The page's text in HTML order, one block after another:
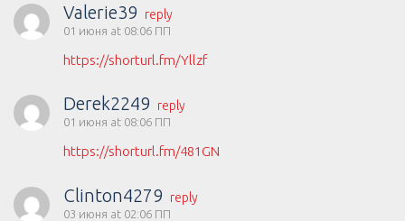
Valerie39 reply
01 июня at 08:06 ПП
https://shorturl.fm/Yllzf
Derek2249 reply
01 июня at 08:06 ПП
https://shorturl.fm/481GN
Clinton4279 reply
03 июня at 02:06 ПП